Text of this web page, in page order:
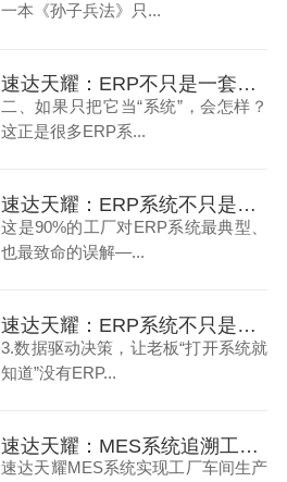
一本《孙子兵法》只...
速达天耀：ERP不只是一套系统（下）
二、如果只把它当“系统”，会怎样？
这正是很多ERP系...
速达天耀：ERP系统不只是简单记账！（上）
这是90%的工厂对ERP系统最典型、
也最致命的误解—...
速达天耀：ERP系统不只是简单记账！（下）
3.数据驱动决策，让老板“打开系统就
知道”没有ERP...
速达天耀：MES系统追溯工厂车间生产过程（上）
速达天耀MES系统实现工厂车间生产